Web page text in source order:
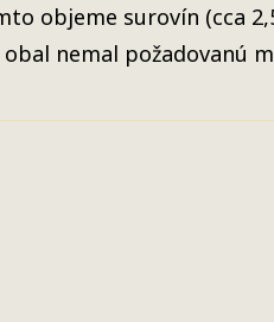
objeme surovín (cca
nemal požadovanú